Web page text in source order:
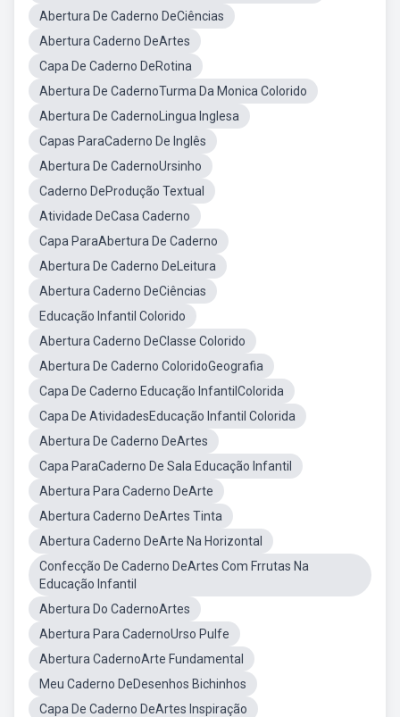
Abertura De Caderno DeCiências
Abertura Caderno DeArtes
Capa De Caderno DeRotina
Abertura De CadernoTurma Da Monica Colorido
Abertura De CadernoLingua Inglesa
Capas ParaCaderno De Inglês
Abertura De CadernoUrsinho
Caderno DeProdução Textual
Atividade DeCasa Caderno
Capa ParaAbertura De Caderno
Abertura De Caderno DeLeitura
Abertura Caderno DeCiências
Educação Infantil Colorido
Abertura Caderno DeClasse Colorido
Abertura De Caderno ColoridoGeografia
Capa De Caderno Educação InfantilColorida
Capa De AtividadesEducação Infantil Colorida
Abertura De Caderno DeArtes
Capa ParaCaderno De Sala Educação Infantil
Abertura Para Caderno DeArte
Abertura Caderno DeArtes Tinta
Abertura Caderno DeArte Na Horizontal
Confecção De Caderno DeArtes Com Frrutas Na
Educação Infantil
Abertura Do CadernoArtes
Abertura Para CadernoUrso Pulfe
Abertura CadernoArte Fundamental
Meu Caderno DeDesenhos Bichinhos
Capa De Caderno DeArtes Inspiração